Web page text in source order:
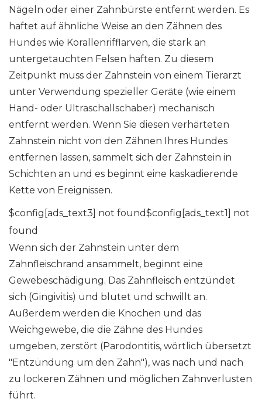
Nägeln oder einer Zahnbürste entfernt werden. Es
haftet auf ähnliche Weise an den Zähnen des
Hundes wie Korallenrifflarven, die stark an
untergetauchten Felsen haften. Zu diesem
Zeitpunkt muss der Zahnstein von einem Tierarzt
unter Verwendung spezieller Geräte (wie einem
Hand- oder Ultraschallschaber) mechanisch
entfernt werden. Wenn Sie diesen verhärteten
Zahnstein nicht von den Zähnen Ihres Hundes
entfernen lassen, sammelt sich der Zahnstein in
Schichten an und es beginnt eine kaskadierende
Kette von Ereignissen.
$config[ads_text3] not found$config[ads_text1] not
found
Wenn sich der Zahnstein unter dem
Zahnfleischrand ansammelt, beginnt eine
Gewebeschädigung. Das Zahnfleisch entzündet
sich (Gingivitis) und blutet und schwillt an.
Außerdem werden die Knochen und das
Weichgewebe, die die Zähne des Hundes
umgeben, zerstört (Parodontitis, wörtlich übersetzt
"Entzündung um den Zahn"), was nach und nach
zu lockeren Zähnen und möglichen Zahnverlusten
führt.